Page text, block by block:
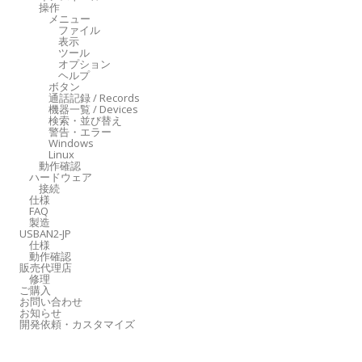
操作
メニュー
ファイル
表示
ツール
オプション
ヘルプ
ボタン
通話記録 / Records
機器一覧 / Devices
検索・並び替え
警告・エラー
Windows
Linux
動作確認
ハードウェア
接続
仕様
FAQ
製造
USBAN2-JP
仕様
動作確認
販売代理店
修理
ご購入
お問い合わせ
お知らせ
開発依頼・カスタマイズ